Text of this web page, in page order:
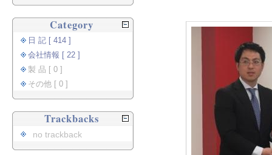
Category
日 記 [ 414 ]
会社情報 [ 22 ]
製 品 [ 0 ]
その他 [ 0 ]
Trackbacks
no trackback